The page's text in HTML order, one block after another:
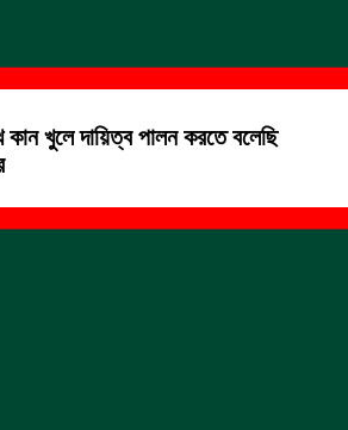
কান খুলে দায়িত্ব পালন করতে বলেছি